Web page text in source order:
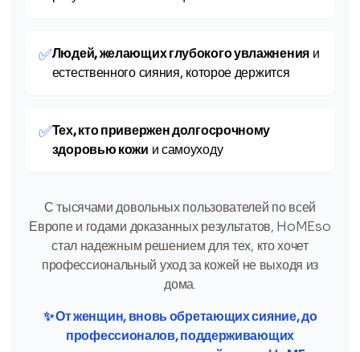
✅Людей, желающих глубокого увлажненияи
естественного сияния, которое держится
✅Тех, кто привержен долгосрочному
здоровью кожи и самоуходу
С тысячами довольных пользователей по всей
Европе и годами доказанных результатов, HoMEso
стал надежным решением для тех, кто хочет
профессиональный уход за кожей не выходя из
дома.
✨ От женщин, вновь обретающих сияние, до
профессионалов, поддерживающих